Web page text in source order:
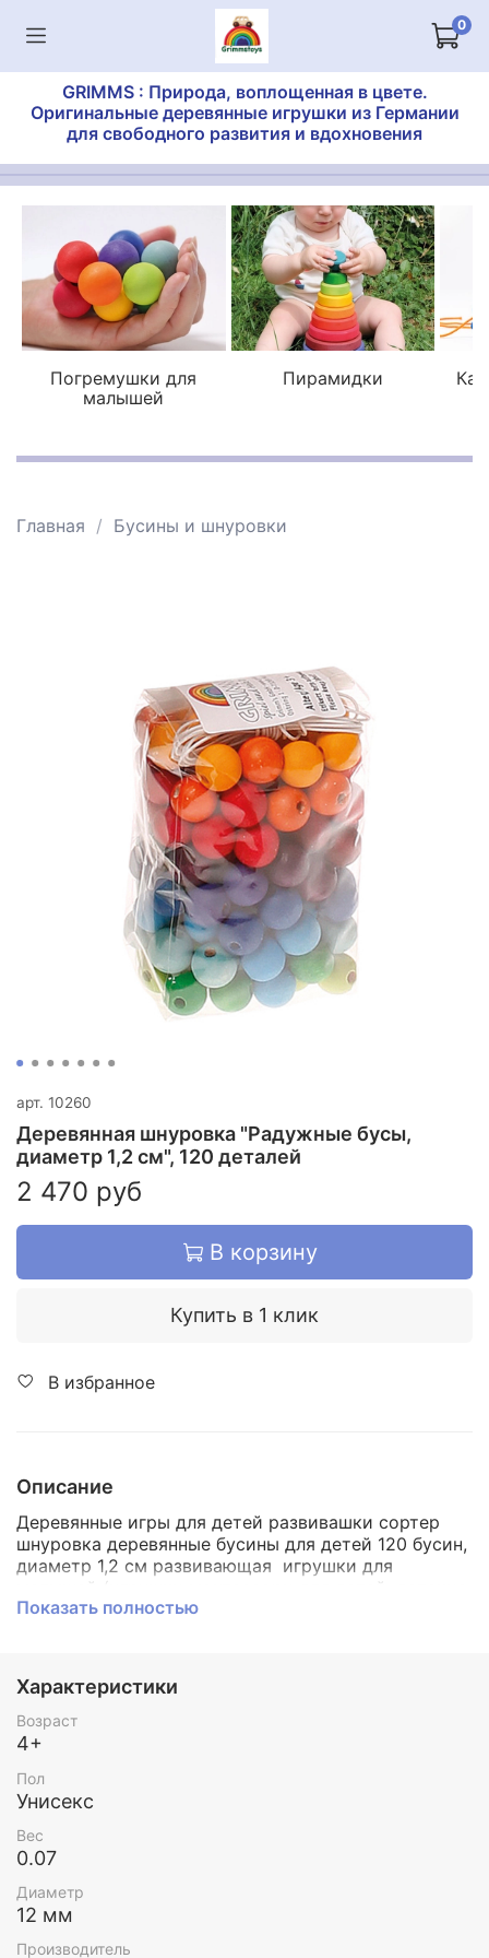
0
GRIMMS : Природа, воплощенная в цвете.
Оригинальные деревянные игрушки из Германии
для свободного развития и вдохновения
Погремушки для
малышей
Пирамидки
Главная Бусины и шнуровки
арт. 10260
Деревянная шнуровка "Радужные бусы,
диаметр 1,2 см", 120 деталей
2 470 руб
В корзину
Купить в 1 клик
В избранное
Описание
Деревянные игры для детей развивашки сортер
шнуровка деревянные бусины для детей 120 бусин,
диаметр 1,2 см развивающая игрушки для
игрушки 0+, развивающие игры для малышей и
гарантия безопасности / ЭКО сертификат качества
/ ручная работа / натуральное дерево / эко
упаковка).
Отличный материал для счета, изучения цветов и
развития мелкой моторики.
и погремушки, они абсолютно безопасны. Хорошо
отшлифованные, приятные на ощупь.
Взрослые дети благодаря набору будут изучать
азы бисероплетения и создавать свои первые
украшения, одновременно тренируя усидчивость и
внимание.
Показать полностью
Характеристики
Возраст
4+
Пол
Унисекс
Вес
0.07
Диаметр
12 мм
Производитель